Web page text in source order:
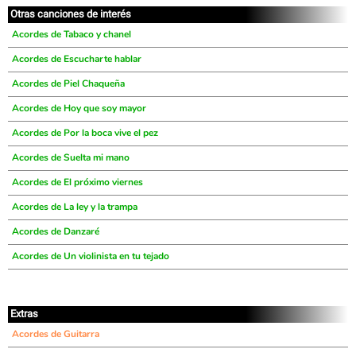
Otras canciones de interés
Acordes de Tabaco y chanel
Acordes de Escucharte hablar
Acordes de Piel Chaqueña
Acordes de Hoy que soy mayor
Acordes de Por la boca vive el pez
Acordes de Suelta mi mano
Acordes de El próximo viernes
Acordes de La ley y la trampa
Acordes de Danzaré
Acordes de Un violinista en tu tejado
Extras
Acordes de Guitarra